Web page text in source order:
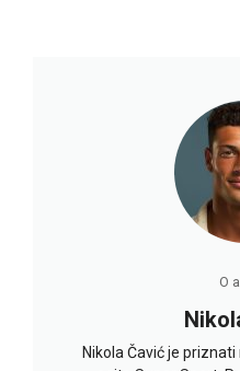
O
Nikola Čavić je